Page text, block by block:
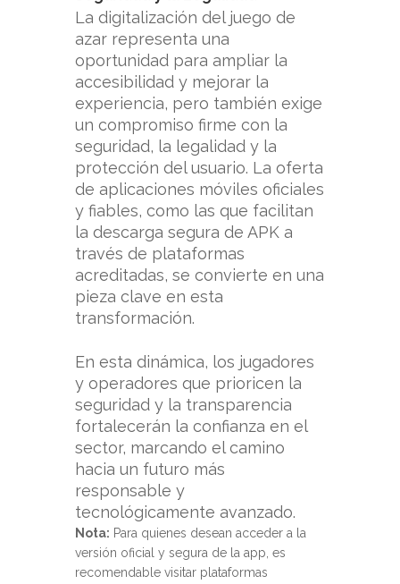
La digitalización del juego de
azar representa una
oportunidad para ampliar la
accesibilidad y mejorar la
experiencia, pero también exige
un compromiso firme con la
seguridad, la legalidad y la
protección del usuario. La oferta
de aplicaciones móviles oficiales
y fiables, como las que facilitan
la descarga segura de APK a
través de plataformas
acreditadas, se convierte en una
pieza clave en esta
transformación.
En esta dinámica, los jugadores
y operadores que prioricen la
seguridad y la transparencia
fortalecerán la confianza en el
sector, marcando el camino
hacia un futuro más
responsable y
tecnológicamente avanzado.
Nota: Para quienes desean acceder a la
versión oficial y segura de la app, es
recomendable visitar plataformas